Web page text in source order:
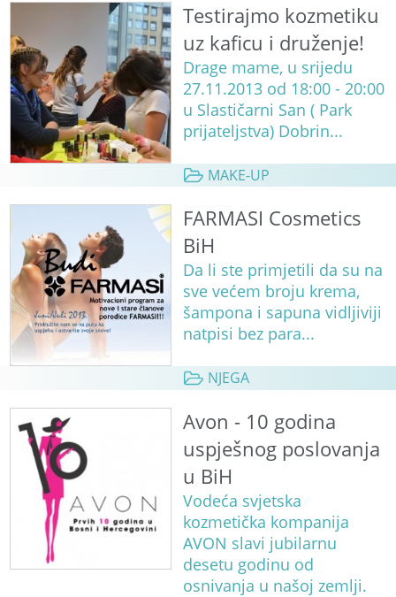
Testirajmo kozmetiku
uz kaficu i druženje!
Drage mame, u srijedu
27.11.2013 od 18:00 - 20:00
u Slastičarni San ( Park
prijateljstva) Dobrin...
MAKE-UP
FARMASI Cosmetics
BiH
Da li ste primjetili da su na
sve većem broju krema,
šampona i sapuna vidljiviji
natpisi bez para...
NJEGA
Avon - 10 godina
uspješnog poslovanja
u BiH
Vodeća svjetska
kozmetička kompanija
AVON slavi jubilarnu
desetu godinu od
osnivanja u našoj zemlji.